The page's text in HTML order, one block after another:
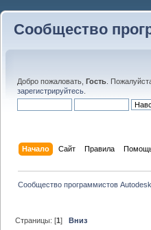
Сообщество
Добро пожаловать, Гость .
зарегистрируйтесь
Начало Сайт Правила
Сообщество программистов
Страницы: [1]Вниз